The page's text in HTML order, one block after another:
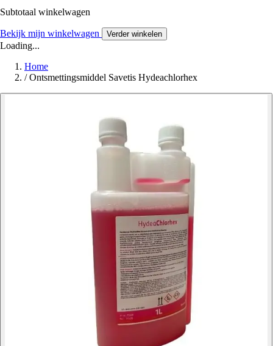
Subtotaal winkelwagen
Bekijk mijn winkelwagen Verder winkelen
Loading...
Home
/ Ontsmettingsmiddel Savetis Hydeachlorhex